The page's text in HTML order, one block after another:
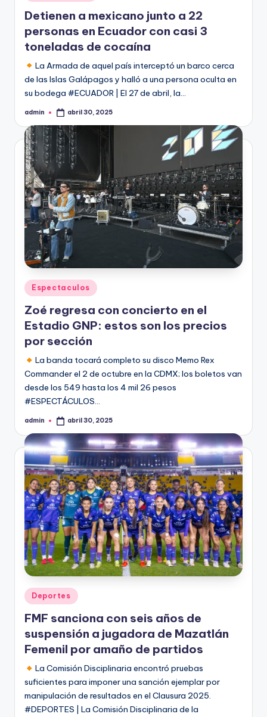
en
Detienen a mexicano junto a 22
personas en Ecuador con casi 3
toneladas de cocaína
La Armada de aquel país interceptó un barco cerca
de las Islas Galápagos y halló a una persona oculta en
su bodega #ECUADOR | El 27 de abril, la…
Publicado
admin abril 30, 2025
Publicado
en
Espectaculos
Zoé regresa con concierto en el
Estadio GNP: estos son los precios
por sección
La banda tocará completo su disco Memo Rex
Commander el 2 de octubre en la CDMX; los boletos van
desde los 549 hasta los 4 mil 26 pesos
#ESPECTÁCULOS…
Publicado
admin abril 30, 2025
Publicado
en
Deportes
FMF sanciona con seis años de
suspensión a jugadora de Mazatlán
Femenil por amaño de partidos​
La Comisión Disciplinaria encontró pruebas
suficientes para imponer una sanción ejemplar por
manipulación de resultados en el Clausura 2025.​
#DEPORTES | La Comisión Disciplinaria de la